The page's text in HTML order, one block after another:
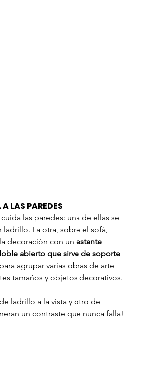
LAS PAREDES
las paredes: una de ellas se
ladrillo. La otra, sobre el sofá,
decoración con un estante
abierto que sirve de soporte
agrupar varias obras de arte
tamaños y objetos decorativos.
ladrillo a la vista y otro de
un contraste que nunca falla!